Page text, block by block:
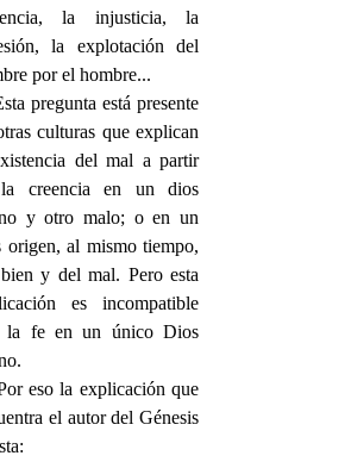
la injusticia, la
la explotación del
por el hombre...
pregunta está presente
culturas que explican
del mal a partir
creencia en un dios
y otro malo; o en un
origen, al mismo tiempo,
y del mal. Pero esta
es incompatible
la fe en un único Dios
eso la explicación que
el autor del Génesis